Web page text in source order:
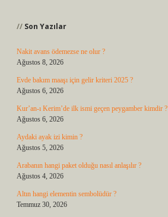
Son Yazılar
Nakit avans ödemezse ne olur ?
Ağustos 8, 2026
Evde bakım maaşı için gelir kriteri 2025 ?
Ağustos 6, 2026
Kur’an-ı Kerim’de ilk ismi geçen peygamber kimdir ?
Ağustos 6, 2026
Aydaki ayak izi kimin ?
Ağustos 5, 2026
Arabanın hangi paket olduğu nasıl anlaşılır ?
Ağustos 4, 2026
Altın hangi elementin sembolüdür ?
Temmuz 30, 2026